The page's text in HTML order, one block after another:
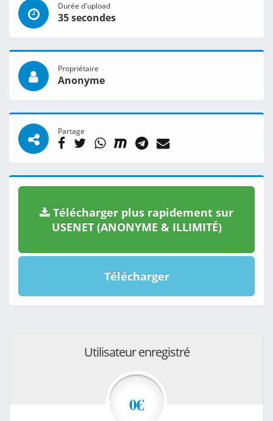
Durée d'upload
35 secondes
Propriétaire
Anonyme
Partage
Télécharger plus rapidement sur
USENET (ANONYME & ILLIMITÉ)
Télécharger
Utilisateur enregistré
0€